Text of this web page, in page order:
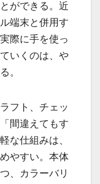
ができる。近
端末と併用す
際に手を使っ
いくのは、や
。
フト、チェッ
間違えてもす
な仕組みは、
やすい。本体
、カラーバリ